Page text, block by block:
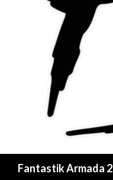
Fantastik Armada 2